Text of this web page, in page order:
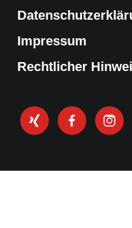
Impressum
Rechtlicher